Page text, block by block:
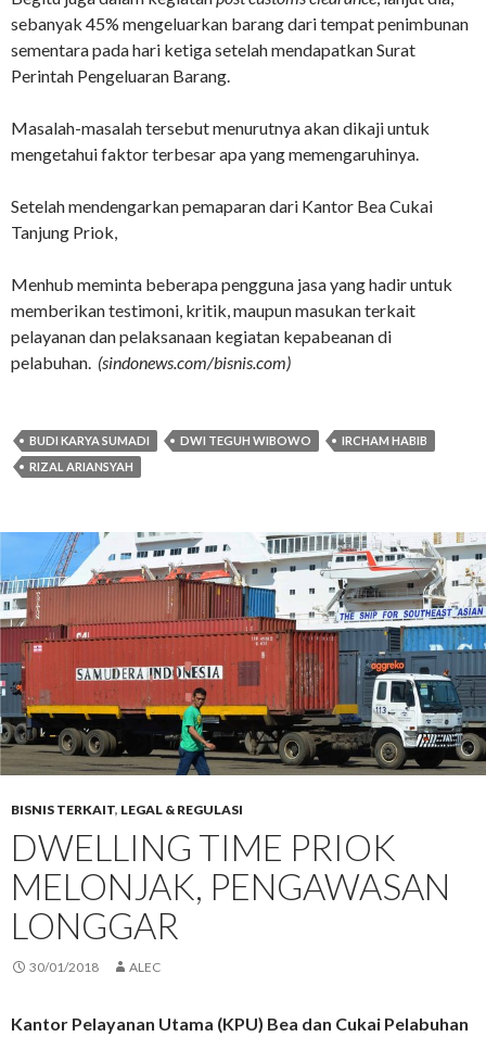
sebanyak 45% mengeluarkan barang dari tempat penimbunan
sementara pada hari ketiga setelah mendapatkan Surat
Perintah Pengeluaran Barang.
Masalah-masalah tersebut menurutnya akan dikaji untuk
mengetahui faktor terbesar apa yang memengaruhinya.
Setelah mendengarkan pemaparan dari Kantor Bea Cukai
Tanjung Priok,
Menhub meminta beberapa pengguna jasa yang hadir untuk
memberikan testimoni, kritik, maupun masukan terkait
pelayanan dan pelaksanaan kegiatan kepabeanan di
pelabuhan. (sindonews.com/bisnis.com)
BUDI KARYA SUMADI DWI TEGUH WIBOWO
IRCHAM HABIB
RIZAL ARIANSYAH
BISNIS TERKAIT, LEGAL & REGULASI
DWELLING TIME PRIOK
MELONJAK, PENGAWASAN
LONGGAR
30/01/2018 ALEC
Kantor Pelayanan Utama (KPU) Bea dan Cukai Pelabuhan